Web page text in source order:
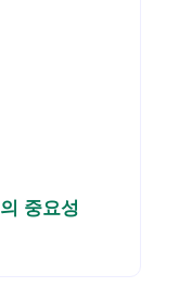
중요성